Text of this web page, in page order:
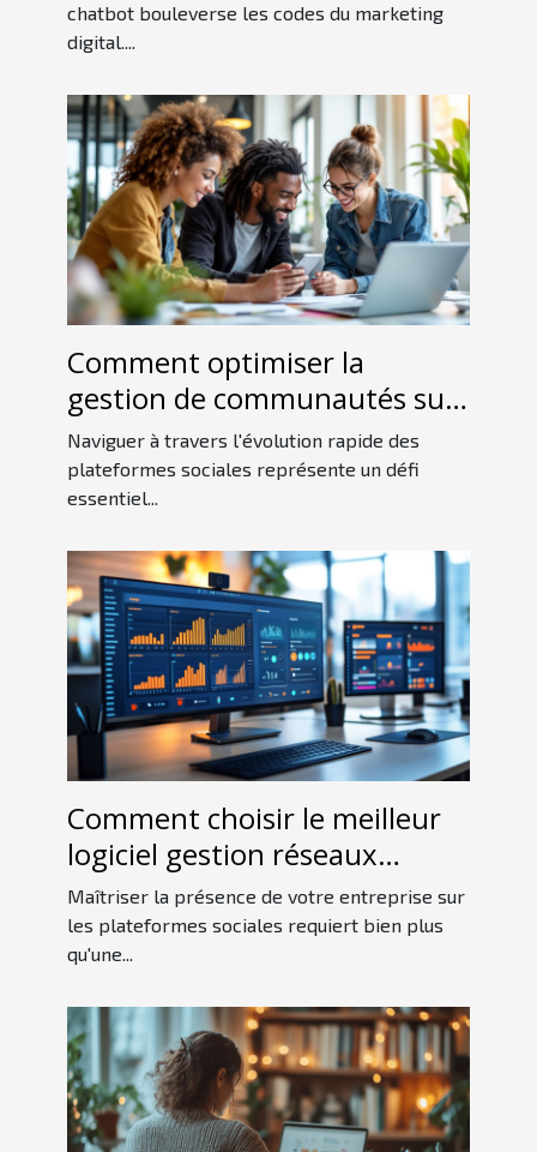
chatbot bouleverse les codes du marketing
digital....
Comment optimiser la
gestion de communautés sur
les nouvelles plateformes
sociales ?
Naviguer à travers l'évolution rapide des
plateformes sociales représente un défi
essentiel...
Comment choisir le meilleur
logiciel gestion réseaux
sociaux pour votre entreprise
Maîtriser la présence de votre entreprise sur
les plateformes sociales requiert bien plus
qu'une...